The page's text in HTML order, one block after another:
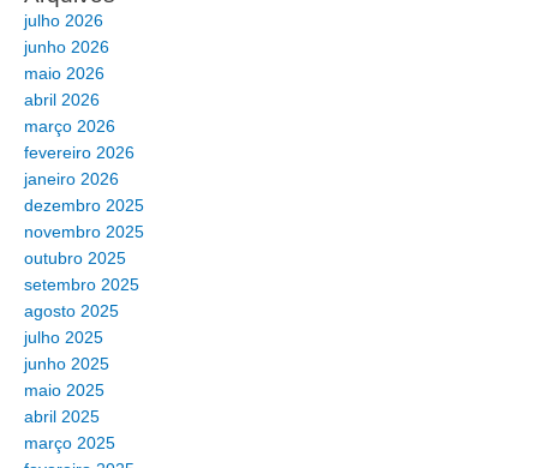
julho 2026
junho 2026
maio 2026
abril 2026
março 2026
fevereiro 2026
janeiro 2026
dezembro 2025
novembro 2025
outubro 2025
setembro 2025
agosto 2025
julho 2025
junho 2025
maio 2025
abril 2025
março 2025